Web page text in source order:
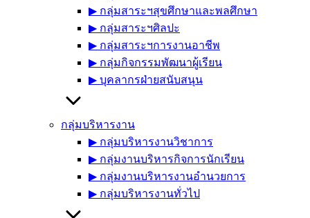
▶︎ กลุ่มสาระฯสุขศึกษาและพลศึกษา
▶︎ กลุ่มสาระฯศิลปะ
▶︎ กลุ่มสาระฯการงานอาชีพ
▶︎ กลุ่มกิจกรรมพัฒนาผู้เรียน
▶︎ บุคลากรฝ่ายสนับสนุน
กลุ่มบริหารงาน
▶︎ กลุ่มบริหารงานวิชาการ
▶︎ กลุ่มงานบริหารกิจการนักเรียน
▶︎ กลุ่มงานบริหารงานอำนวยการ
▶︎ กลุ่มบริหารงานทั่วไป